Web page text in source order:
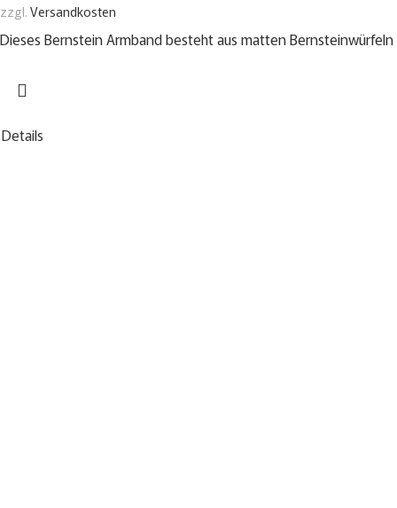
zzgl.Versandkosten
Dieses Bernstein Armband besteht aus matten
Details